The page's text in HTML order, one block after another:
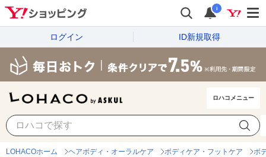
i
ログイン ID新規取得
ロハコメニュー
LOHACOホーム ヘアボディ・オーラルケア ボディケア・フットケア ボ